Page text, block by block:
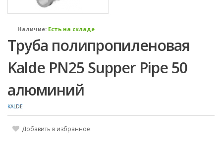
Наличие: Есть на складе
Труба полипропиленовая
Kalde PN25 Supper Pipe 50
алюминий
KALDE
Добавить в избранное